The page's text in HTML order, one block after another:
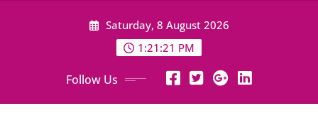
Saturday, 8 August 2026
1:21:23 PM
Follow Us